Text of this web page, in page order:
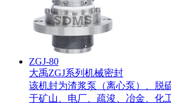
ZGJ-80
大禹ZGJ系列机械密封
该机封为渣浆泵（离心泵）、脱
于矿山、电厂、疏浚、冶金、化